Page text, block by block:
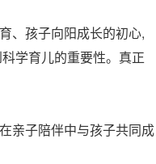
、孩子向阳成长的初心,
学育儿的重要性。真正
亲子陪伴中与孩子共同成